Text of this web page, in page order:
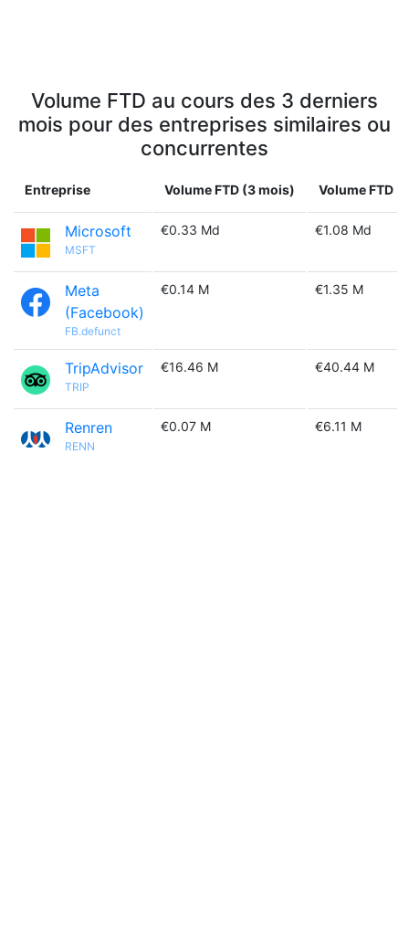
Volume FTD au cours des 3 derniers
mois pour des entreprises similaires ou
concurrentes
Entreprise Volume FTD (3 mois) Volume FTD
Microsoft
MSFT
€0.33 Md €1.08 Md
Meta
(Facebook)
FB.defunct
€0.14 M €1.35 M
TripAdvisor
TRIP
€16.46 M €40.44 M
Renren
RENN
€0.07 M €6.11 M